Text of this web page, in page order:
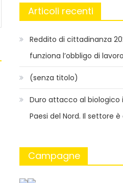
Articoli recenti
Reddito di cittadinanza
funziona l’obbligo di
(senza titolo)
Duro attacco al biologico
Paesi del Nord. Il settore è
Campagne